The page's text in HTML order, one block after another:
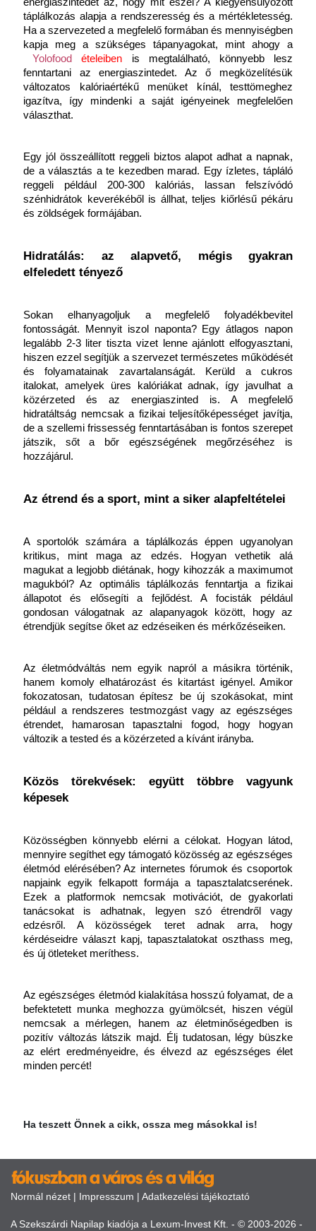
táplálkozás alapja a rendszeresség és a mértékletesség.
Ha a szervezeted a megfelelő formában és mennyiségben
kapja meg a szükséges tápanyagokat, mint ahogy a
Yolofood
ételeiben is megtalálható, könnyebb lesz
fenntartani az energiaszintedet. Az ő megközelítésük
változatos kalóriaértékű menüket kínál, testtömeghez
igazítva, így mindenki a saját igényeinek megfelelően
választhat.
Egy jól összeállított reggeli biztos alapot adhat a napnak,
de a választás a te kezedben marad. Egy ízletes, tápláló
reggeli például 200-300 kalóriás, lassan felszívódó
szénhidrátok keverékéből is állhat, teljes kiőrlésű pékáru
és zöldségek formájában.
Hidratálás: az alapvető, mégis gyakran
elfeledett tényező
Sokan elhanyagoljuk a megfelelő folyadékbevitel
fontosságát. Mennyit iszol naponta? Egy átlagos napon
legalább 2-3 liter tiszta vizet lenne ajánlott elfogyasztani,
hiszen ezzel segítjük a szervezet természetes működését
és folyamatainak zavartalanságát. Kerüld a cukros
italokat, amelyek üres kalóriákat adnak, így javulhat a
közérzeted és az energiaszinted is. A megfelelő
hidratáltság nemcsak a fizikai teljesítőképességet javítja,
de a szellemi frissesség fenntartásában is fontos szerepet
játszik, sőt a bőr egészségének megőrzéséhez is
hozzájárul.
Az étrend és a sport, mint a siker alapfeltételei
A sportolók számára a táplálkozás éppen ugyanolyan
kritikus, mint maga az edzés. Hogyan vethetik alá
magukat a legjobb diétának, hogy kihozzák a maximumot
magukból? Az optimális táplálkozás fenntartja a fizikai
állapotot és elősegíti a fejlődést. A focisták például
gondosan válogatnak az alapanyagok között, hogy az
étrendjük segítse őket az edzéseiken és mérkőzéseiken.
Az életmódváltás nem egyik napról a másikra történik,
hanem komoly elhatározást és kitartást igényel. Amikor
fokozatosan, tudatosan építesz be új szokásokat, mint
például a rendszeres testmozgást vagy az egészséges
étrendet, hamarosan tapasztalni fogod, hogy hogyan
változik a tested és a közérzeted a kívánt irányba.
Közös törekvések: együtt többre vagyunk
képesek
Közösségben könnyebb elérni a célokat. Hogyan látod,
mennyire segíthet egy támogató közösség az egészséges
életmód elérésében? Az internetes fórumok és csoportok
napjaink egyik felkapott formája a tapasztalatcserének.
Ezek a platformok nemcsak motivációt, de gyakorlati
tanácsokat is adhatnak, legyen szó étrendről vagy
edzésről. A közösségek teret adnak arra, hogy
kérdéseidre választ kapj, tapasztalatokat oszthass meg,
és új ötleteket meríthess.
Az egészséges életmód kialakítása hosszú folyamat, de a
befektetett munka meghozza gyümölcsét, hiszen végül
nemcsak a mérlegen, hanem az életminőségedben is
pozitív változás látszik majd. Élj tudatosan, légy büszke
az elért eredményeidre, és élvezd az egészséges élet
minden percét!
Ha teszett Önnek a cikk, ossza meg másokkal is!
Normál nézet | Impresszum | Adatkezelési tájékoztató
A Szekszárdi Napilap kiadója a Lexum-Invest Kft. - © 2003-2026 -